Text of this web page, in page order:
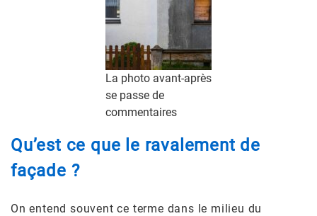
La photo avant-après
se passe de
commentaires
Qu’est ce que le ravalement de
façade ?
On entend souvent ce terme dans le milieu du